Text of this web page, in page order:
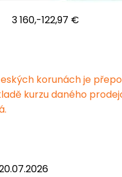
3 160,-122,97 €
korunách je
kurzu daného